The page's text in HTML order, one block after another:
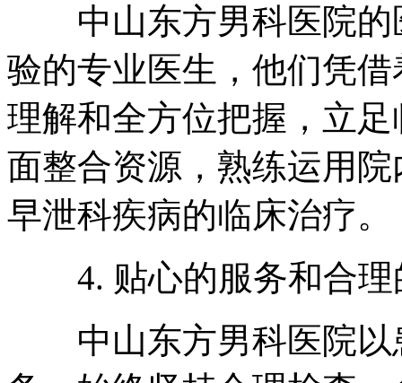
中山东方男科医院的
验的专业医生，他们凭
理解和全方位把握，立
面整合资源，熟练运用
早泄科疾病的临床治疗。
4. 贴心的服务和合理
中山东方男科医院以